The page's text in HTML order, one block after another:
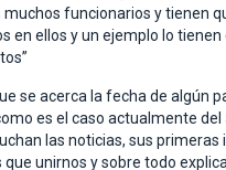
funcionarios y tienen
en ellos y un ejemplo lo tienen
se acerca la fecha de algún
es el caso actualmente del
las noticias, sus primeras
unirnos y sobre todo